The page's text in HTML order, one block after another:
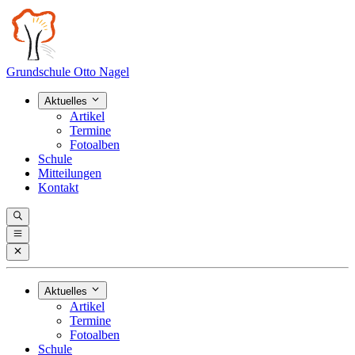
Grundschule Otto Nagel
Aktuelles
Artikel
Termine
Fotoalben
Schule
Mitteilungen
Kontakt
Aktuelles
Artikel
Termine
Fotoalben
Schule